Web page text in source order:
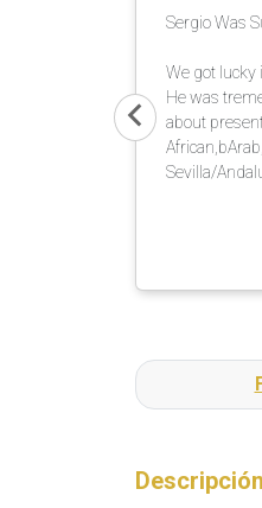
Sergio Was
We got lucky
He was
about
Sevilla/